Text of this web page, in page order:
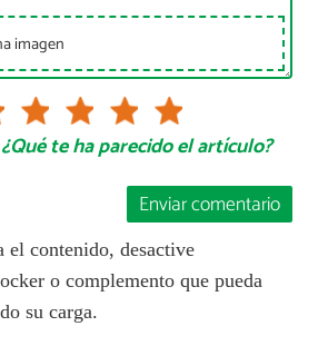
imagen
¿Qué te ha parecido el artículo?
Enviar comentario
el contenido, desactive
o complemento que pueda
su carga.